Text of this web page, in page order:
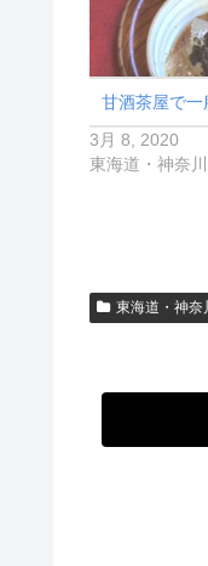
甘酒茶屋で一
3月 8, 2020
東海道・神奈
東海道・神奈